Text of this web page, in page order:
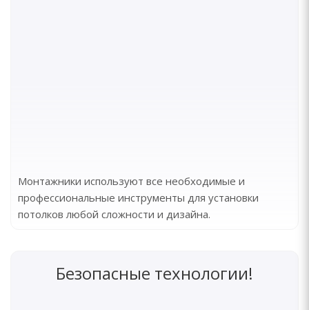
Монтажники используют все необходимые и
профессиональные инструменты для установки
потолков любой сложности и дизайна.
Безопасные технологии!